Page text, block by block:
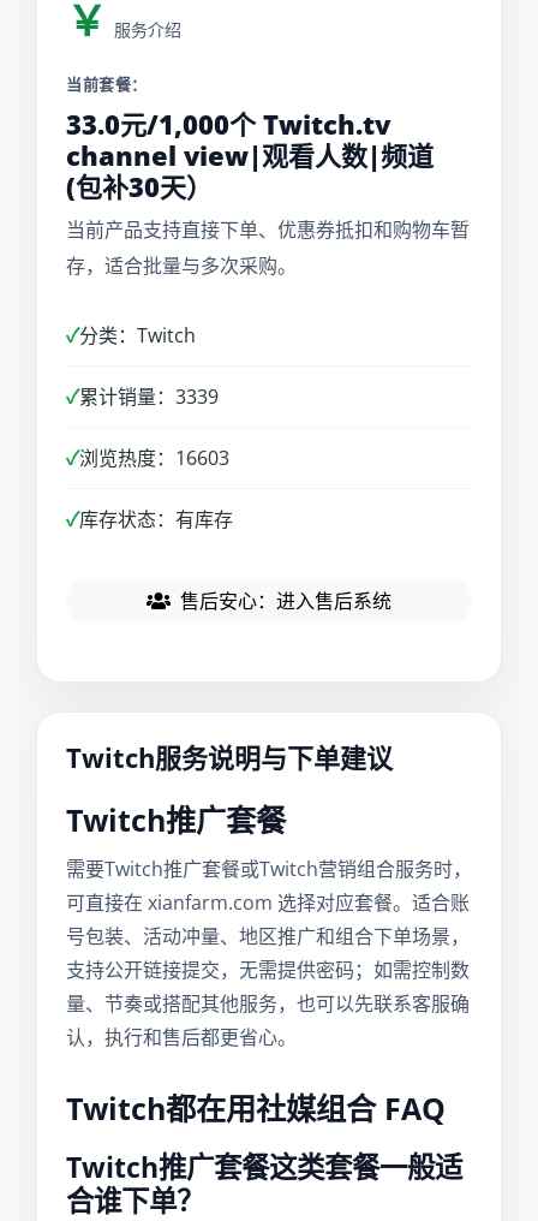
￥ 服务介绍
当前套餐：
33.0元/1,000个 Twitch.tv
channel view|观看人数|频道
(包补30天）
当前产品支持直接下单、优惠券抵扣和购物车暂
存，适合批量与多次采购。
✓分类：Twitch
✓累计销量：3339
✓浏览热度：16603
✓库存状态：有库存
售后安心：进入售后系统
Twitch服务说明与下单建议
Twitch推广套餐
需要Twitch推广套餐或Twitch营销组合服务时，
可直接在 xianfarm.com 选择对应套餐。适合账
号包装、活动冲量、地区推广和组合下单场景，
支持公开链接提交，无需提供密码；如需控制数
量、节奏或搭配其他服务，也可以先联系客服确
认，执行和售后都更省心。
Twitch都在用社媒组合 FAQ
Twitch推广套餐这类套餐一般适
合谁下单？